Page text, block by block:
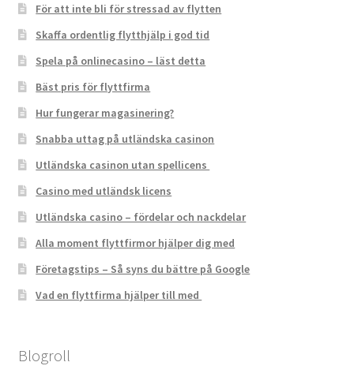
För att inte bli för stressad av flytten
Skaffa ordentlig flytthjälp i god tid
Spela på onlinecasino – läst detta
Bäst pris för flyttfirma
Hur fungerar magasinering?
Snabba uttag på utländska casinon
Utländska casinon utan spellicens
Casino med utländsk licens
Utländska casino – fördelar och nackdelar
Alla moment flyttfirmor hjälper dig med
Företagstips – Så syns du bättre på Google
Vad en flyttfirma hjälper till med
Blogroll